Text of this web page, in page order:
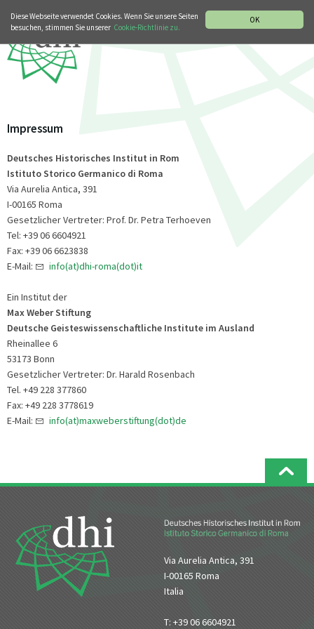
OK
Diese Webseite verwendet Cookies. Wenn Sie unsere Seiten
besuchen, stimmen Sie unserer Cookie-Richtlinie zu.
Impressum
Deutsches Historisches Institut in Rom
Istituto Storico Germanico di Roma
Via Aurelia Antica, 391
I-00165 Roma
Gesetzlicher Vertreter: Prof. Dr. Petra Terhoeven
Tel: +39 06 6604921
Fax: +39 06 6623838
E-Mail:
info(at)dhi-roma(dot)it
Ein Institut der
Max Weber Stiftung
Deutsche Geisteswissenschaftliche Institute im Ausland
Rheinallee 6
53173 Bonn
Gesetzlicher Vertreter: Dr. Harald Rosenbach
Tel. +49 228 377860
Fax: +49 228 3778619
E-Mail:
info(at)maxweberstiftung(dot)de
Via Aurelia Antica, 391
I-00165 Roma
Italia
T: +39 06 6604921